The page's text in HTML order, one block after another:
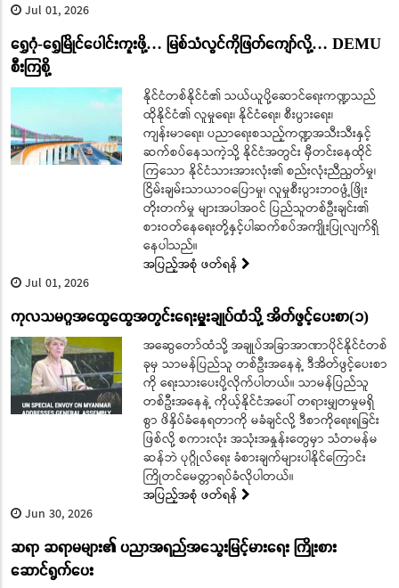
Jul 01, 2026
ရွှေဂုံ-ရွှေမြိုင်ပေါင်းကူးဖို့… မြစ်သံလွင်ကိုဖြတ်ကျော်လို့… DEMU
စီးကြစို့
နိုင်ငံတစ်နိုင်ငံ၏ သယ်ယူပို့ဆောင်ရေးကဏ္ဍသည်
ထိုနိုင်ငံ၏ လူမှုရေး၊ နိုင်ငံရေး၊ စီးပွားရေး၊
ကျန်းမာရေး၊ ပညာရေးစသည့်ကဏ္ဍအသီးသီးနှင့်
ဆက်စပ်နေသကဲ့သို့ နိုင်ငံအတွင်း မှီတင်းနေထိုင်
ကြသော နိုင်ငံသားအားလုံး၏ စည်းလုံးညီညွတ်မှု၊
ငြိမ်းချမ်းသာယာဝပြောမှု၊ လူမှုစီးပွားဘဝဖွံ့ဖြိုး
တိုးတက်မှု များအပါအဝင် ပြည်သူတစ်ဦးချင်း၏
စားဝတ်နေရေးတို့နှင့်ပါဆက်စပ်အကျိုးပြုလျက်ရှိ
နေပါသည်။
အပြည့်အစုံ ဖတ်ရန်
Jul 01, 2026
ကုလသမဂ္ဂအထွေထွေအတွင်းရေးမှူးချုပ်ထံသို့ အိတ်ဖွင့်ပေးစာ(၁)
အဆွေတော်ထံသို့ အချုပ်အခြာအာဏာပိုင်နိုင်ငံတစ်
ခုမှ သာမန်ပြည်သူ တစ်ဦးအနေနဲ့ ဒီအိတ်ဖွင့်ပေးစာ
ကို ရေးသားပေးပို့လိုက်ပါတယ်။ သာမန်ပြည်သူ
တစ်ဦးအနေနဲ့ ကိုယ့်နိုင်ငံအပေါ် တရားမျှတမှုမရှိ
စွာ ဖိနှိပ်ခံနေရတာကို မခံချင်လို့ ဒီစာကိုရေးရခြင်း
ဖြစ်လို့ စကားလုံး အသုံးအနှုန်းတွေမှာ သံတမန်မ
ဆန်ဘဲ ပုဂ္ဂိုလ်ရေး ခံစားချက်များပါနိုင်ကြောင်း
ကြိုတင်မေတ္တာရပ်ခံလိုပါတယ်။
အပြည့်အစုံ ဖတ်ရန်
Jun 30, 2026
ဆရာ ဆရာမများ၏ ပညာအရည်အသွေးမြင့်မားရေး ကြိုးစား
ဆောင်ရွက်ပေး